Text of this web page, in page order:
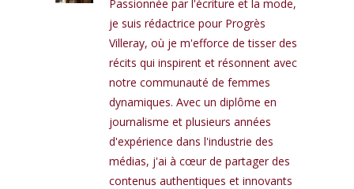
Passionnée par l'écriture et la mode,
je suis rédactrice pour Progrès
Villeray, où je m'efforce de tisser des
récits qui inspirent et résonnent avec
notre communauté de femmes
dynamiques. Avec un diplôme en
journalisme et plusieurs années
d'expérience dans l'industrie des
médias, j'ai à cœur de partager des
contenus authentiques et innovants